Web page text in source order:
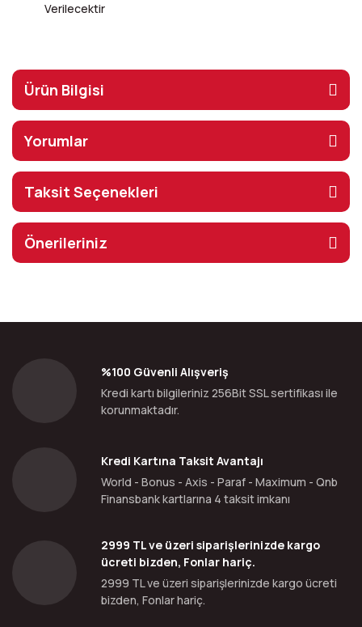
Verilecektir
Ürün Bilgisi
Yorumlar
Taksit Seçenekleri
Önerileriniz
%100 Güvenli Alışveriş
Kredi kartı bilgileriniz 256Bit SSL sertifikası ile
korunmaktadır.
Kredi Kartına Taksit Avantajı
World - Bonus - Axis - Paraf - Maximum - Qnb
Finansbank kartlarına 4 taksit imkanı
2999 TL ve üzeri siparişlerinizde kargo
ücreti bizden, Fonlar hariç.
2999 TL ve üzeri siparişlerinizde kargo ücreti
bizden, Fonlar hariç.